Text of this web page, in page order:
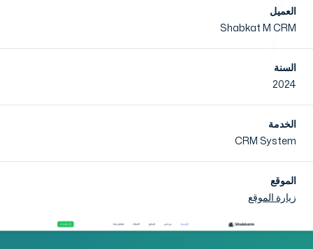
خدماتنا
أنظمة إدارة التعليم
مكاتبنا
العميل
Shabkat M CRM
السنة
2024
الخدمة
CRM System
الموقع
زيارة الموقع